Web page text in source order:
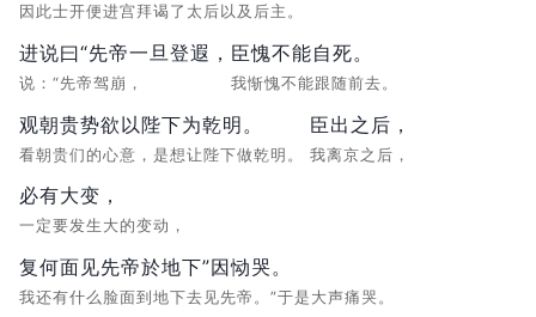
因此士开便进宫拜谒了太后以及后主。
进说曰“先帝一旦登遐，
说：“先帝驾崩，
臣愧不能自死。
我惭愧不能跟随前去。
观朝贵势欲以陛下为乾明。
看朝贵们的心意，是想让陛下做乾明。
臣出之后，
我离京之后，
必有大变，
一定要发生大的变动，
复何面见先帝於地下”因恸哭。
我还有什么脸面到地下去见先帝。”于是大声痛哭。